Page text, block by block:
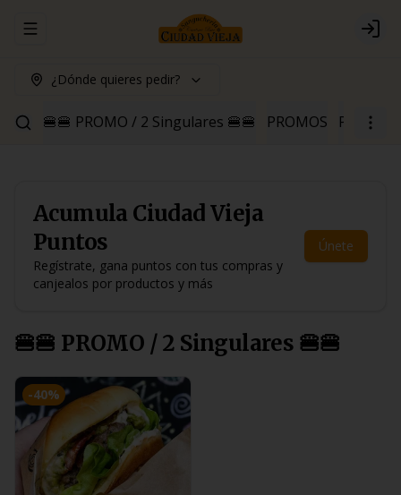
Abrir menu de navegación Login
¿Dónde quieres pedir?
🍔🍔 PROMO / 2 Singulares 🍔🍔 PROMOS Para
Acumula Ciudad Vieja
Puntos
Regístrate, gana puntos con tus compras y
canjealos por productos y más
Únete
🍔🍔 PROMO / 2 Singulares 🍔🍔
-40%